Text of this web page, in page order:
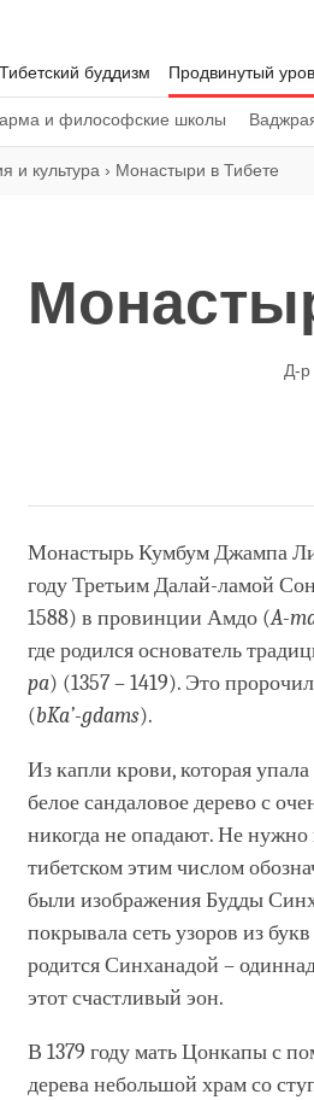
Тибетский буддизм Продвинутый
и философские школы
и культура › Монастыри в Тибете
Д-р
Монастырь Кумбум Джампа
году Третьим Далай-ламой
1588) в провинции Амдо (A-
где родился основатель
pa) (1357 – 1419). Это
(bKa’-gdams).
Из капли крови, которая
белое сандаловое дерево с
никогда не опадают. Не
тибетском этим числом
были изображения Будды
покрывала сеть узоров из
родится Синханадой –
этот счастливый эон.
В 1379 году мать Цонкапы с
дерева небольшой храм со